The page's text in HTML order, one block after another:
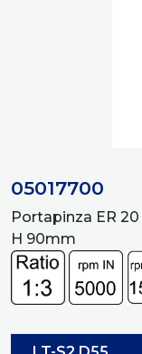
05017700
Portapinza ER
H 90mm